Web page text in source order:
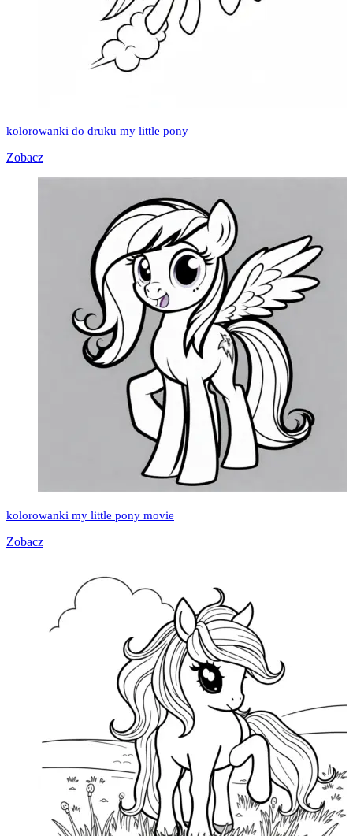
kolorowanki do druku my little pony
Zobacz
kolorowanki my little pony movie
Zobacz